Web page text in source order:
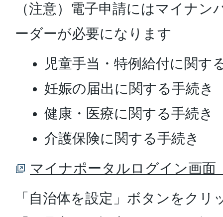
（注意）電子申請にはマイナ
ーダーが必要になります
児童手当・特例給付に関す
妊娠の届出に関する手続き
健康・医療に関する手続き
介護保険に関する手続き
マイナポータルログイン画面
「自治体を設定」ボタンをクリ